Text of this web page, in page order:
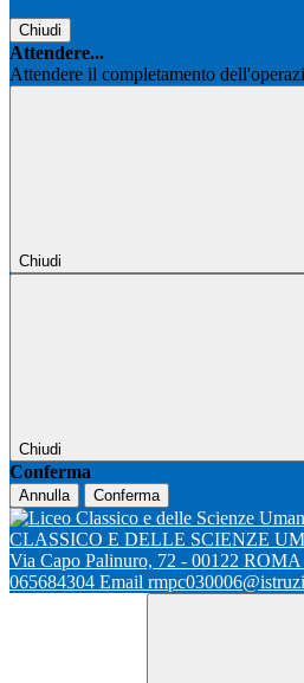
Chiudi
Attendere...
Attendere il completamento
Chiudi
Chiudi
Conferma
Annulla Conferma
CLASSICO E DELLE SCIENZE
Via Capo Palinuro, 72 - 00122
065684304 Email